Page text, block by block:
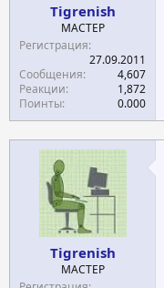
Tigrenish
МАСТЕР
Регистрация
27.09.2011
Сообщения
4,607
Реакции
1,872
Поинты
0.000
Tigrenish
МАСТЕР